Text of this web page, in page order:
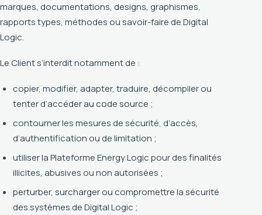
marques, documentations, designs, graphismes,
rapports types, méthodes ou savoir-faire de Digital
Logic.
Le Client s’interdit notamment de :
copier, modifier, adapter, traduire, décompiler ou
tenter d’accéder au code source ;
contourner les mesures de sécurité, d’accès,
d’authentification ou de limitation ;
utiliser la Plateforme Energy Logic pour des finalités
illicites, abusives ou non autorisées ;
perturber, surcharger ou compromettre la sécurité
des systèmes de Digital Logic ;